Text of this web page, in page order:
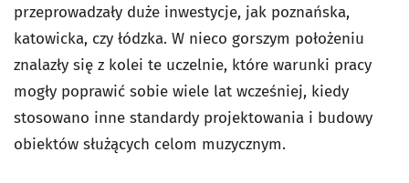
przeprowadzały duże inwestycje, jak poznańska,
katowicka, czy łódzka. W nieco gorszym położeniu
znalazły się z kolei te uczelnie, które warunki pracy
mogły poprawić sobie wiele lat wcześniej, kiedy
stosowano inne standardy projektowania i budowy
obiektów służących celom muzycznym.